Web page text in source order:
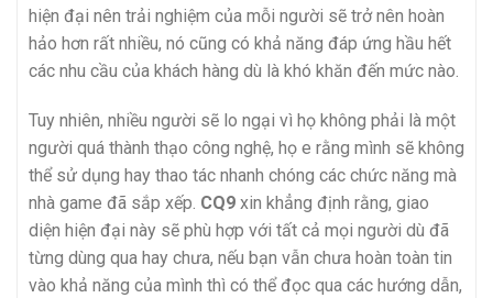
hiện đại nên trải nghiệm của mỗi người sẽ trở nên hoàn
hảo hơn rất nhiều, nó cũng có khả năng đáp ứng hầu hết
các nhu cầu của khách hàng dù là khó khăn đến mức nào.
Tuy nhiên, nhiều người sẽ lo ngại vì họ không phải là một
người quá thành thạo công nghệ, họ e rằng mình sẽ không
thể sử dụng hay thao tác nhanh chóng các chức năng mà
nhà game đã sắp xếp. CQ9 xin khẳng định rằng, giao
diện hiện đại này sẽ phù hợp với tất cả mọi người dù đã
từng dùng qua hay chưa, nếu bạn vẫn chưa hoàn toàn tin
vào khả năng của mình thì có thể đọc qua các hướng dẫn,